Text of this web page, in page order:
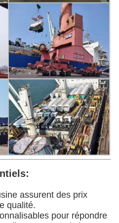
assurent des prix
qualité.
pour répondre